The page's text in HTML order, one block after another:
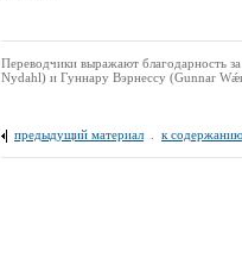
Переводчики выражают благодарность
Nydahl) и Гуннару Вэрнессу (Gunnar
предыдущий материал к